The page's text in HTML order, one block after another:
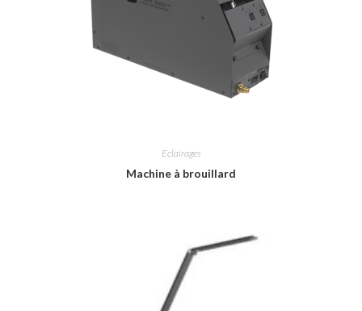
Eclairages
Machine à brouillard